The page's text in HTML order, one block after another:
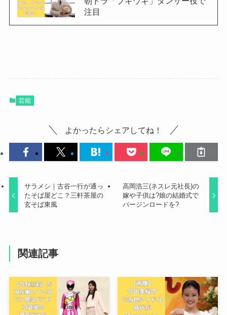
注目
芸能
よかったらシェアしてね！
サラメシ｜古谷一行が通っ
たそば屋どこ？三軒茶屋の
玄そば東風
高岡浩三(ネスレ元社長)の
嫁や子供は?娘の結婚式で
バージンロードを?
関連記事